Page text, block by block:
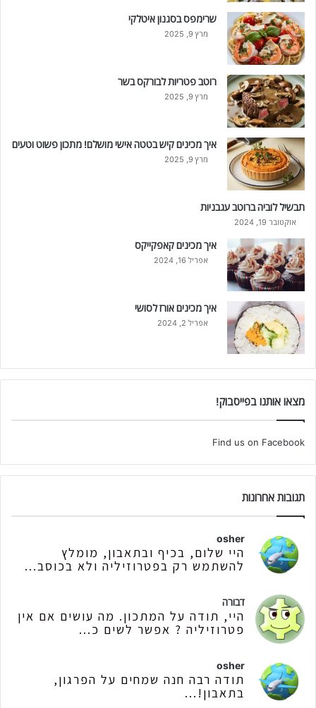
שרימפס בסגנון איטלקי
מרץ 9, 2025
רוטב פטריות לבורקס בשר
מרץ 9, 2025
איך מכינים קיש בטטה אישי מושלם! מתכון פשוט וטעים
מרץ 9, 2025
תבשיל לוביה ברוטב עגבניות
אוקטובר 19, 2024
איך מכינים קאפקייקס
אפריל 16, 2024
איך מכינים אורז לסושי
אפריל 2, 2024
מצאו אותנו בפייסבוק!
Find us on Facebook
תגובות אחרונות
osher
היי שלום, בכיף ובתאבון, מומלץ
להשתמש רק בפטרוזיליה ולא בכוסב...
דבורה
היי, תודה על המתכון. מה עושים אם אין
פטרוזיליה ? אפשר לשים כ...
osher
תודה רבה חנה שמחים על הפרגון,
בתאבון!...